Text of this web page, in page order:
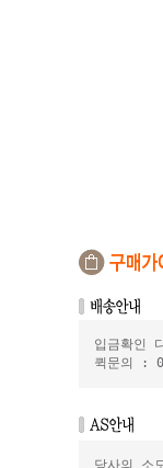
입금확인
퀵문의 :
당사의 소